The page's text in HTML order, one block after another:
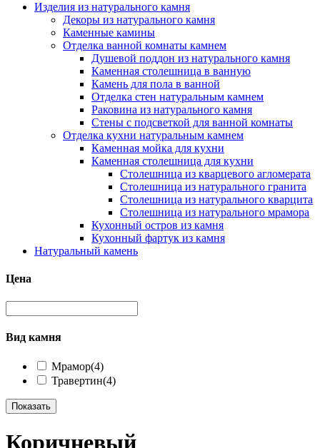
Изделия из натурального камня
Декоры из натурального камня
Каменные камины
Отделка ванной комнаты камнем
Душевой поддон из натурального камня
Каменная столешница в ванную
Камень для пола в ванной
Отделка стен натуральным камнем
Раковина из натурального камня
Стены с подсветкой для ванной комнаты
Отделка кухни натуральным камнем
Каменная мойка для кухни
Каменная столешница для кухни
Столешница из кварцевого агломерата
Столешница из натурального гранита
Столешница из натурального кварцита
Столешница из натурального мрамора
Кухонный остров из камня
Кухонный фартук из камня
Натуральный камень
Цена
Вид камня
Мрамор(4)
Травертин(4)
Показать
Коричневый